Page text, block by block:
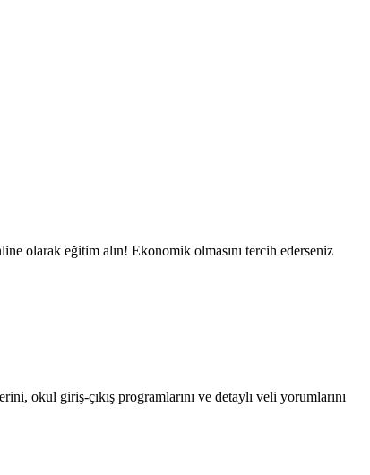
olarak eğitim alın! Ekonomik olmasını tercih ederseniz
okul giriş-çıkış programlarını ve detaylı veli yorumlarını